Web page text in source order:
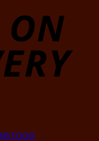
FOOD